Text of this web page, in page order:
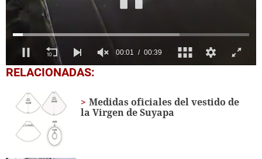
0
seconds
seconds
RELACIONADAS:
Medidas oficiales del vestido de
la Virgen de Suyapa